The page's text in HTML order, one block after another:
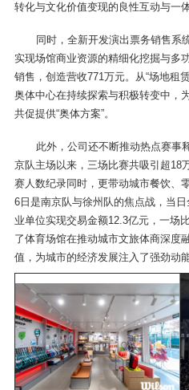
转化与文化价值变现的良性互动与一体
同时，全新开发演出票务销售系
实现场馆商业资源的精细化挖掘与多
销售，创造营收771万元。从“场地租
奥体中心在持续探索与积极转变中，
共促提供“奥体方案”。
此外，公司还不断推动热点赛事
京队主场以来，三场比赛共吸引超18
赛人数纪录同时，更带动城市餐饮、
6日是南京队与徐州队的焦点战，当
业单位实现交易金额12.3亿元，一场
了体育场馆在推动城市文旅体商深度
值，为城市的经济发展注入了强劲动能